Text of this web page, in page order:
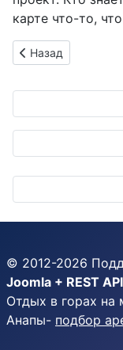
карте что-то,
Предыдущий:
Назад
© 2012-2026
Joomla + REST
Отдых в горах на
Анапы- подбор